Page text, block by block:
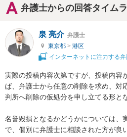
弁護士からの回答タイム
泉 亮介 弁護士
東京都 > 港区
インターネットに注力する
実際の投稿内容次第ですが、投稿内容
ば、弁護士から任意の削除を求め、対
判所へ削除の仮処分を申し立てる形と
名誉毀損となるかどうかについては、
で、個別に弁護士に相談された方が良